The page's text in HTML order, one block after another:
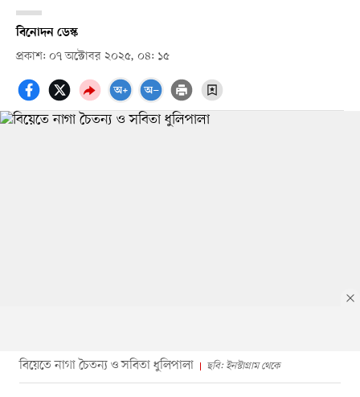
বিনোদন ডেস্ক
প্রকাশ: ০৭ অক্টোবর ২০২৫, ০৪: ১৫
বিয়েতে নাগা চৈতন্য ও সবিতা ধুলিপালা ছবি: ইনস্টাগ্রাম থেকে